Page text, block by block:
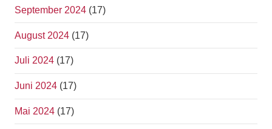
September 2024 (17)
August 2024 (17)
Juli 2024 (17)
Juni 2024 (17)
Mai 2024 (17)